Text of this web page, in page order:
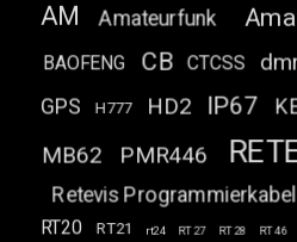
AM
Amateurfunk
BAOFENG CB CTCSS
GPS H777 HD2 IP67
MB62 PMR446
Retevis Programmierkabel
RT20 RT21 rt24 RT27 RT28 RT46